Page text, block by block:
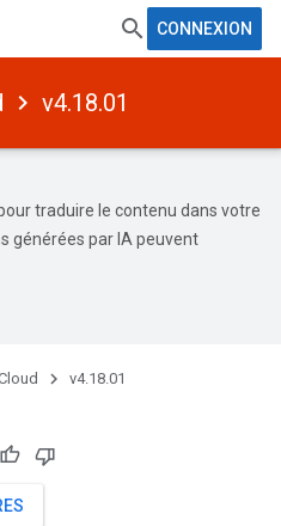
CONNEXION
v4.18.01
traduire le contenu dans votre
générées par IA peuvent
v4.18.01